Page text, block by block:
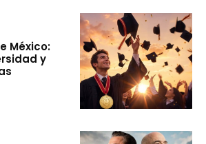
México:
y